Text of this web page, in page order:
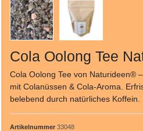
Cola Oolong Tee
Cola Oolong Tee von Naturideen®
mit Colanüssen & Cola-Aroma.
belebend durch natürliches Koffein.
Artikelnummer 33048